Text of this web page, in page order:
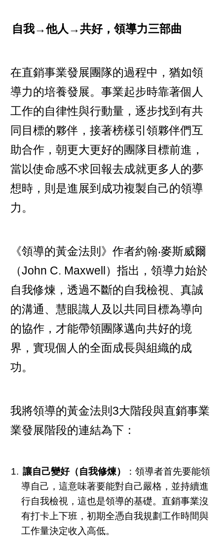
自我→他人→共好，領導力三部曲
在直銷事業發展團隊的過程中，猶如領
導力的培養發展。事業起步時靠著個人
工作的自律性與行動量，逐步找到有共
同目標的夥伴，接著榜樣引領夥伴們互
助合作，朝更大更好的團隊目標前進，
當以使命感不求回報去成就更多人的夢
想時，則是進展到成功複製自己的領導
力。
《領導的黃金法則》作者約翰‧麥斯威爾
（John C. Maxwell）指出，領導力始於
自我修煉，透過不斷的自我檢視、真誠
的溝通、慧眼識人及以共同目標為導向
的協作，才能帶領團隊邁向共好的境
界，實現個人的全面成長與組織的成
功。
我將領導的黃金法則3大階段與直銷事業
業發展階段的連結為下：
讓自己變好（自我修煉）
：領導者首先要能領
導自己，這意味著要能對自己嚴格，並持續進
行自我檢視，這也是領導的基礎。直銷事業沒
有打卡上下班，初期全憑自我規劃工作時間與
工作量決定收入高低。